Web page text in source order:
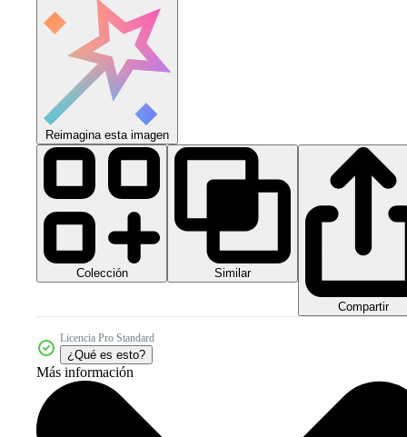
Reimagina esta imagen
Colección Similar
Compartir
Licencia Pro Standard
¿Qué es esto?
Más información